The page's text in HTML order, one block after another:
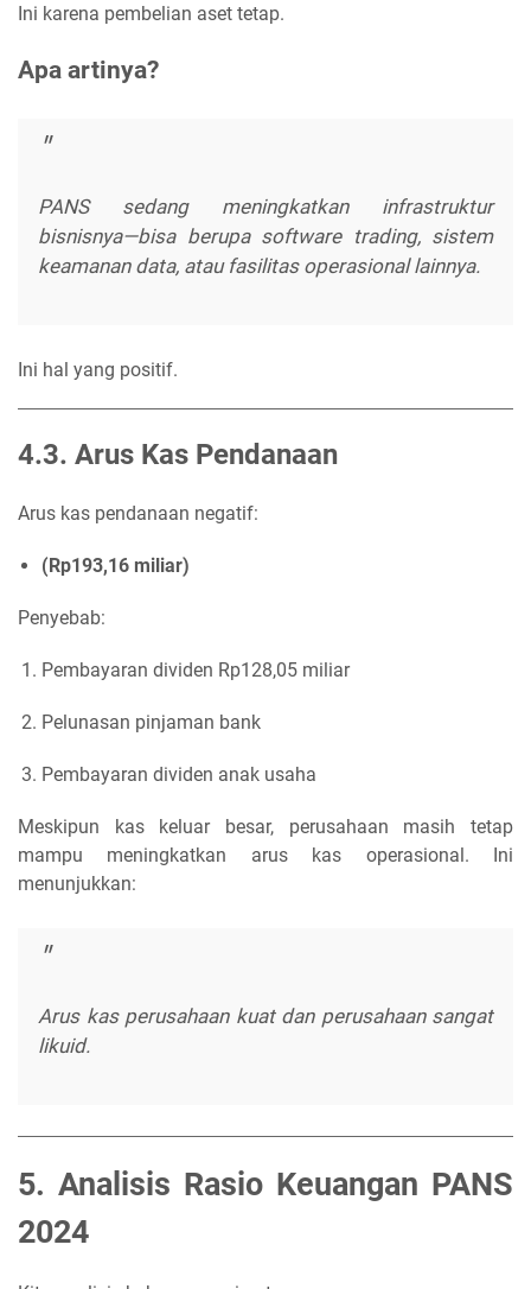
Ini karena pembelian aset tetap.
Apa artinya?
PANS sedang meningkatkan infrastruktur
bisnisnya—bisa berupa software trading, sistem
keamanan data, atau fasilitas operasional lainnya.
Ini hal yang positif.
4.3. Arus Kas Pendanaan
Arus kas pendanaan negatif:
(Rp193,16 miliar)
Penyebab:
Pembayaran dividen Rp128,05 miliar
Pelunasan pinjaman bank
Pembayaran dividen anak usaha
Meskipun kas keluar besar, perusahaan masih tetap
mampu meningkatkan arus kas operasional. Ini
menunjukkan:
Arus kas perusahaan kuat dan perusahaan sangat
likuid.
5. Analisis Rasio Keuangan PANS
2024